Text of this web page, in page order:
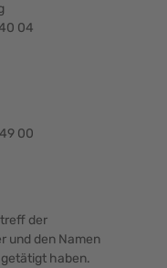
04
00
der
und den Namen
haben.